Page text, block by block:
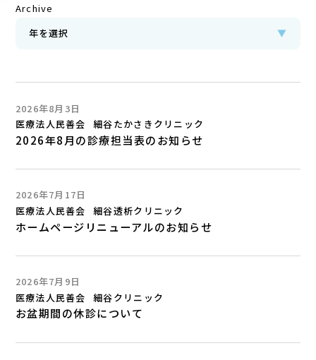
Archive
年を選択
▼
2026年8月3日
医療法人民善会
細谷たかさきクリニック
2026年8月の診療担当表のお知らせ
2026年7月17日
医療法人民善会
細谷透析クリニック
ホームページリニューアルのお知らせ
2026年7月9日
医療法人民善会
細谷クリニック
お盆期間の休診について